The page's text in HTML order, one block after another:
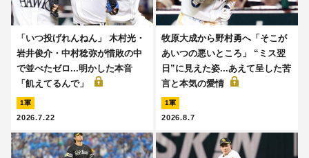
「いつ投げれんねん」 木村光・
岩井俊介・中村稔弥が惜敗の中
で並べたゼロ...明かした本音
「飢えてるんで」
1軍
2026.7.22
牧原大成から野村勇へ「そこが
あいつの悪いところ」 “ミス翌
日”に見えた姿...あえて呈した苦
言と本気の愛情
1軍
2026.8.7